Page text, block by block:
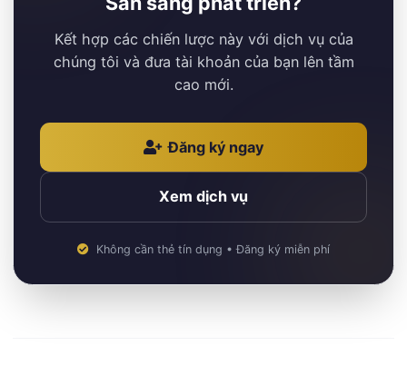
Kết hợp các chiến lược này với dịch vụ của
chúng tôi và đưa tài khoản của bạn lên tầm
cao mới.
Đăng ký ngay
Xem dịch vụ
Không cần thẻ tín dụng • Đăng ký miễn phí